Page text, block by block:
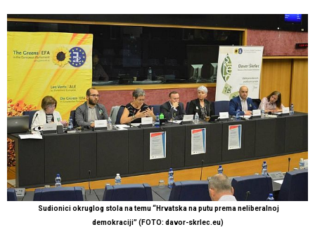
Sudionici okruglog stola na temu “Hrvatska na putu prema neliberalnoj
demokraciji”(FOTO: davor-skrlec.eu)